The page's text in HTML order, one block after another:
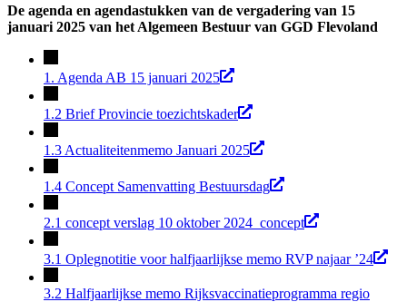
De agenda en agendastukken van de vergadering van 15
januari 2025 van het Algemeen Bestuur van GGD Flevoland
1. Agenda AB 15 januari 2025
1.2 Brief Provincie toezichtskader
1.3 Actualiteitenmemo Januari 2025
1.4 Concept Samenvatting Bestuursdag
2.1 concept verslag 10 oktober 2024_concept
3.1 Oplegnotitie voor halfjaarlijkse memo RVP najaar ’24
3.2 Halfjaarlijkse memo Rijksvaccinatieprogramma regio